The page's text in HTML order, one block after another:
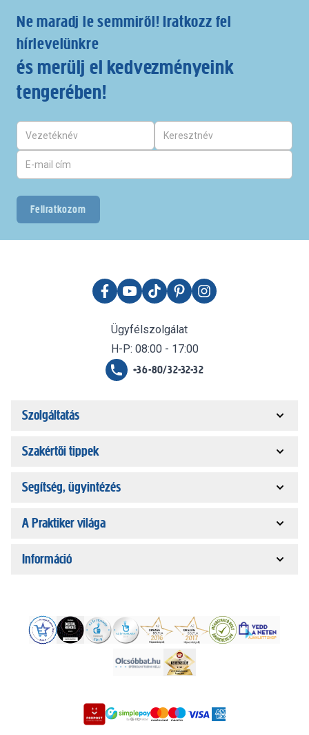
Ne maradj le semmiről! Iratkozz fel
hírlevelünkre
és merülj el kedvezményeink
tengerében!
Feliratkozom
Ügyfélszolgálat
H-P: 08:00 - 17:00
+36-80/32-32-32
Szolgáltatás
Szakértői tippek
Segítség, ügyintézés
A Praktiker világa
Információ